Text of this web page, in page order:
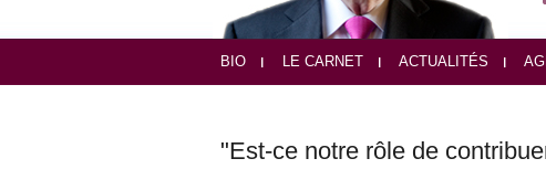
BIO LE CARNET ACTUALITÉS
"Est-ce notre rôle de